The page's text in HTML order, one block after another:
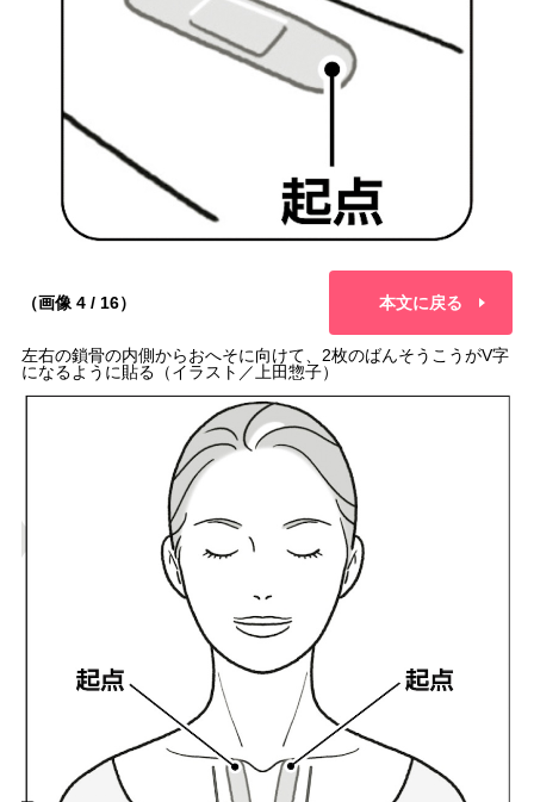
（画像 4 / 16） 本文に戻る
左右の鎖骨の内側からおへそに向けて、2枚のばんそうこうがV字
になるように貼る（イラスト／上田惣子）